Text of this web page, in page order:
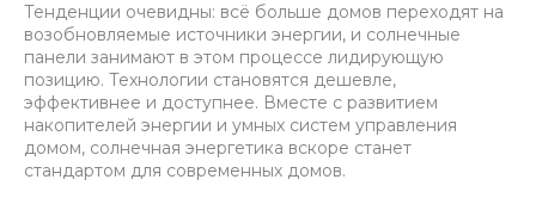
Тенденции очевидны: всё больше домов переходят на
возобновляемые источники энергии, и солнечные
панели занимают в этом процессе лидирующую
позицию. Технологии становятся дешевле,
эффективнее и доступнее. Вместе с развитием
накопителей энергии и умных систем управления
домом, солнечная энергетика вскоре станет
стандартом для современных домов.